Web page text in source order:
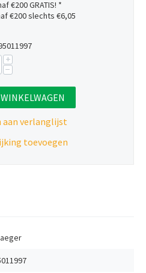
€200 GRATIS! *
€200 slechts €6,05
+
−
aan verlanglijst
toevoegen